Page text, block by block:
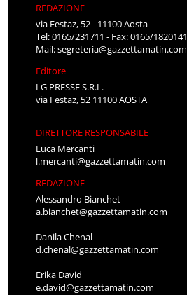
REDAZIONE
via Festaz, 52 - 11100 Aosta
Tel: 0165/231711 - Fax: 0165/1820141
Mail:segreteria@gazzettamatin.com
Editore
LG PRESSE S.R.L.
via Festaz, 52 11100 AOSTA
DIRETTORE RESPONSABILE
Luca Mercanti
l.mercanti@gazzettamatin.com
REDAZIONE
Alessandro Bianchet
a.bianchet@gazzettamatin.com
Danila Chenal
d.chenal@gazzettamatin.com
Erika David
e.david@gazzettamatin.com